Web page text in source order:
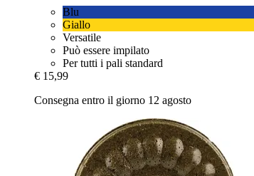
Blu
Giallo
Versatile
Può essere impilato
Per tutti i pali standard
€ 15,99
Consegna entro il giorno 12 agosto